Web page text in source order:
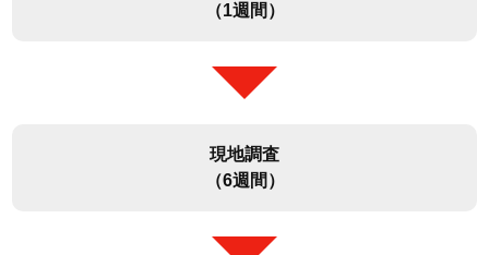
（1週間）
現地調査
（6週間）